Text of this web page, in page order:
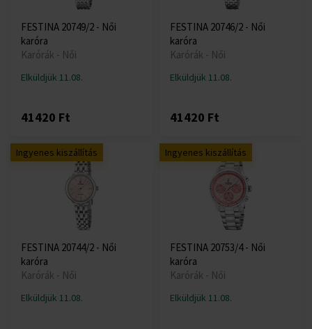
FESTINA 20749/2 - Női
karóra
Karórák - Női
Elküldjük 11.08.
41420 Ft
FESTINA 20746/2 - Női
karóra
Karórák - Női
Elküldjük 11.08.
41420 Ft
Ingyenes kiszállítás
FESTINA 20744/2 - Női
karóra
Karórák - Női
Elküldjük 11.08.
Ingyenes kiszállítás
FESTINA 20753/4 - Női
karóra
Karórák - Női
Elküldjük 11.08.